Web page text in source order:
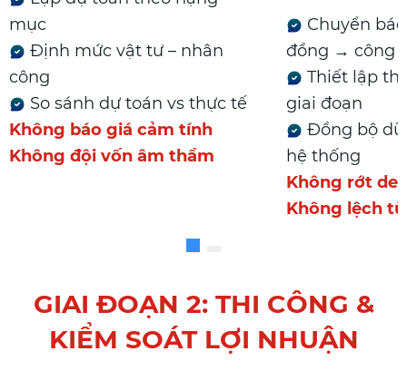
mục
Định mức vật tư – nhân
công
So sánh dự toán vs thực tế
Không báo giá cảm tính
Không đội vốn âm thầm
Chuyển
đồng → công
Thiết lập
giai đoạn
Đồng bộ
hệ thống
Không rớt
Không lệch
GIAI ĐOẠN 2: THI CÔNG &
KIỂM SOÁT LỢI NHUẬN